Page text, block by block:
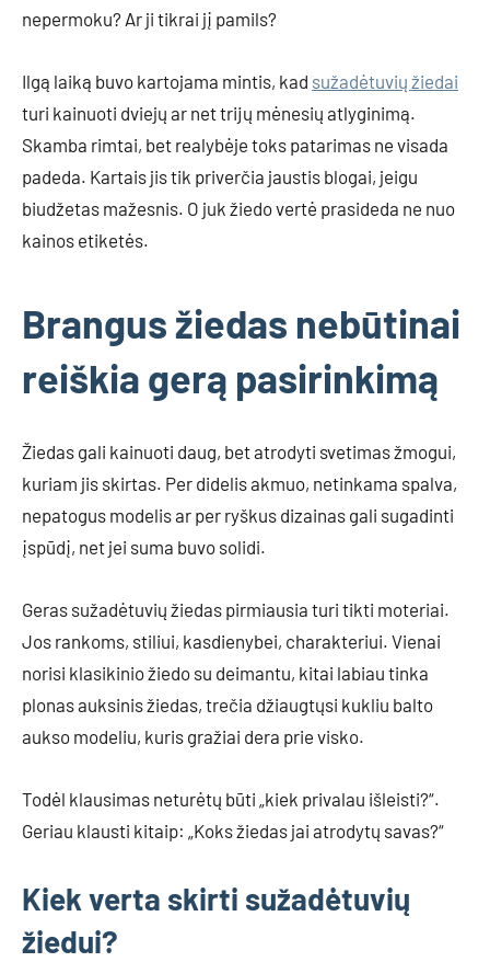
nepermoku? Ar ji tikrai jį pamils?
Ilgą laiką buvo kartojama mintis, kad sužadėtuvių žiedai
turi kainuoti dviejų ar net trijų mėnesių atlyginimą.
Skamba rimtai, bet realybėje toks patarimas ne visada
padeda. Kartais jis tik priverčia jaustis blogai, jeigu
biudžetas mažesnis. O juk žiedo vertė prasideda ne nuo
kainos etiketės.
Brangus žiedas nebūtinai
reiškia gerą pasirinkimą
Žiedas gali kainuoti daug, bet atrodyti svetimas žmogui,
kuriam jis skirtas. Per didelis akmuo, netinkama spalva,
nepatogus modelis ar per ryškus dizainas gali sugadinti
įspūdį, net jei suma buvo solidi.
Geras sužadėtuvių žiedas pirmiausia turi tikti moteriai.
Jos rankoms, stiliui, kasdienybei, charakteriui. Vienai
norisi klasikinio žiedo su deimantu, kitai labiau tinka
plonas auksinis žiedas, trečia džiaugtųsi kukliu balto
aukso modeliu, kuris gražiai dera prie visko.
Todėl klausimas neturėtų būti „kiek privalau išleisti?“.
Geriau klausti kitaip: „Koks žiedas jai atrodytų savas?“
Kiek verta skirti sužadėtuvių
žiedui?